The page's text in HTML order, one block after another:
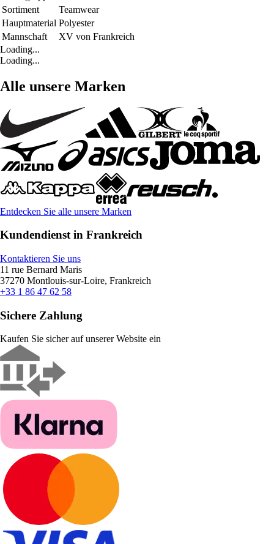
Sortiment
Teamwear
Hauptmaterial Polyester
Mannschaft
XV von Frankreich
Loading...
Loading...
Alle unsere Marken
Entdecken Sie alle unsere Marken
Kundendienst in Frankreich
Kontaktieren Sie uns
11 rue Bernard Maris
37270 Montlouis-sur-Loire, Frankreich
+33 1 86 47 62 58
Sichere Zahlung
Kaufen Sie sicher auf unserer Website ein